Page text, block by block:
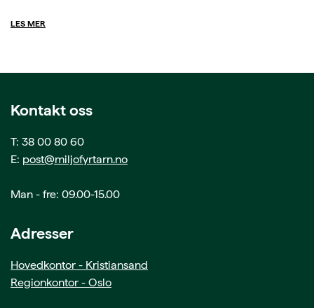
LES MER
Kontakt oss
T: 38 00 80 60
E: post@miljofyrtarn.no
Man - fre: 09.00-15.00
Adresser
Hovedkontor - Kristiansand
Regionkontor - Oslo